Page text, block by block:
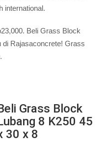
international.
Beli Grass Block
di Rajasaconcrete! Grass
Grass Block
8 K250 45
30 x 8